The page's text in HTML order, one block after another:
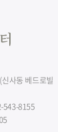
사동 베드로빌
543-8155